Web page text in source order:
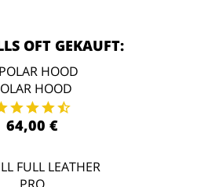
OFT GEKAUFT:
HOOD
64,00 €